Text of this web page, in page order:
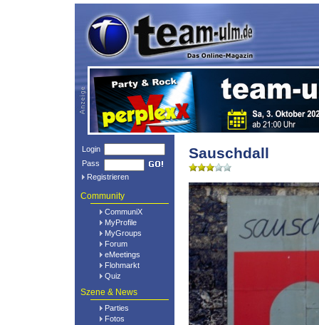
Login
Pass
Registrieren
Community
CommuniX
MyProfile
MyGroups
Forum
eMeetings
Flohmarkt
Quiz
Szene & News
Parties
Fotos
Sauschdall